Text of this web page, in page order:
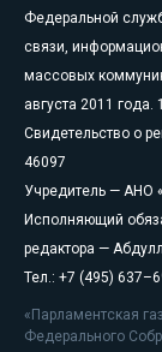
Федеральной
связи,
массовых
августа 2011 года.
Свидетельство о
46097
Учредитель — АНО
Исполняющий
редактора —
Тел.: +7 (495)
«Парламентская
Федерального